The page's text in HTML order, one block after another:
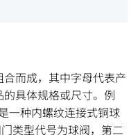
而成，其中字母代表产
具体规格或尺寸。例
种内螺纹连接式铜球
类型代号为球阀，第二